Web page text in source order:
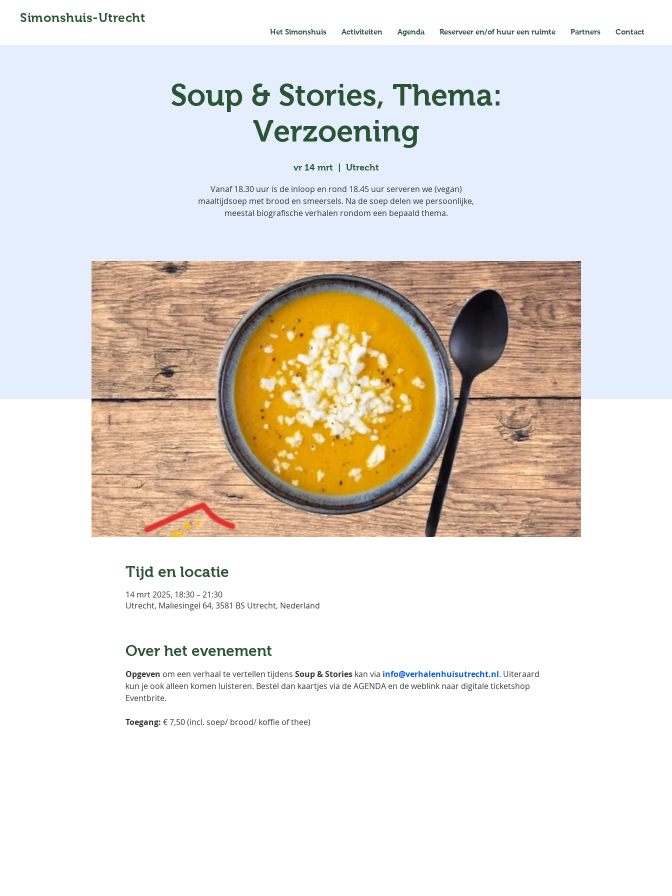
Simonshuis-Utrecht
Het Simonshuis Activiteiten Agenda Reserveer en/of huur een ruimte Partners Contact
Soup & Stories, Thema:
Verzoening
vr 14 mrt Utrecht
Vanaf 18.30 uur is de inloop en rond 18.45 uur serveren we (vegan)
maaltijdsoep met brood en smeersels. Na de soep delen we persoonlijke,
meestal biografische verhalen rondom een bepaald thema.
Tijd en locatie
14 mrt 2025, 18:30 – 21:30
Utrecht, Maliesingel 64, 3581 BS Utrecht, Nederland
Over het evenement
Opgeven om een verhaal te vertellen tijdens Soup & Stories kan via info@verhalenhuisutrecht.nl. Uiteraard
kun je ook alleen komen luisteren. Bestel dan kaartjes via de AGENDA en de weblink naar digitale ticketshop
Eventbrite.
Toegang: € 7,50 (incl. soep/ brood/ koffie of thee)